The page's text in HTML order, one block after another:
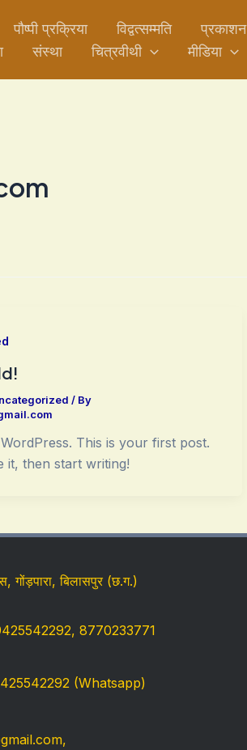
पौष्पी प्रक्रिया विद्वत्सम्मति प्रकाशन
संस्था चित्रवीथी मीडिया
/ By
This is your first post.
it, then start writing!
गोंड़पारा, बिलासपुर (छ.ग.)
8770233771
(Whatsapp)